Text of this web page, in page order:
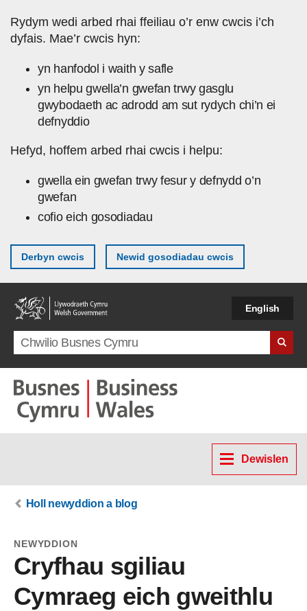
Rydym wedi arbed rhai ffeiliau o’r enw cwcis i’ch
dyfais. Mae’r cwcis hyn:
yn hanfodol i waith y safle
yn helpu gwella’n gwefan trwy gasglu
gwybodaeth ac adrodd am sut rydych chi’n ei
defnyddio
Hefyd, hoffem arbed rhai cwcis i helpu:
gwella ein gwefan trwy fesur y defnydd o’n
gwefan
cofio eich gosodiadau
Derbyn cwcis Newid gosodiadau cwcis
English
Search term
Dewislen
Holl newyddion a blog
NEWYDDION
Cryfhau sgiliau
Cymraeg eich gweithlu